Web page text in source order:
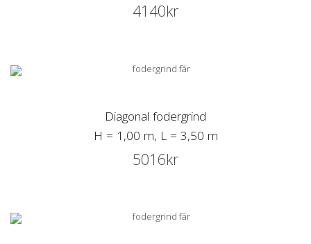
4140kr
Diagonal fodergrind
H = 1,00 m, L = 3,50 m
5016kr